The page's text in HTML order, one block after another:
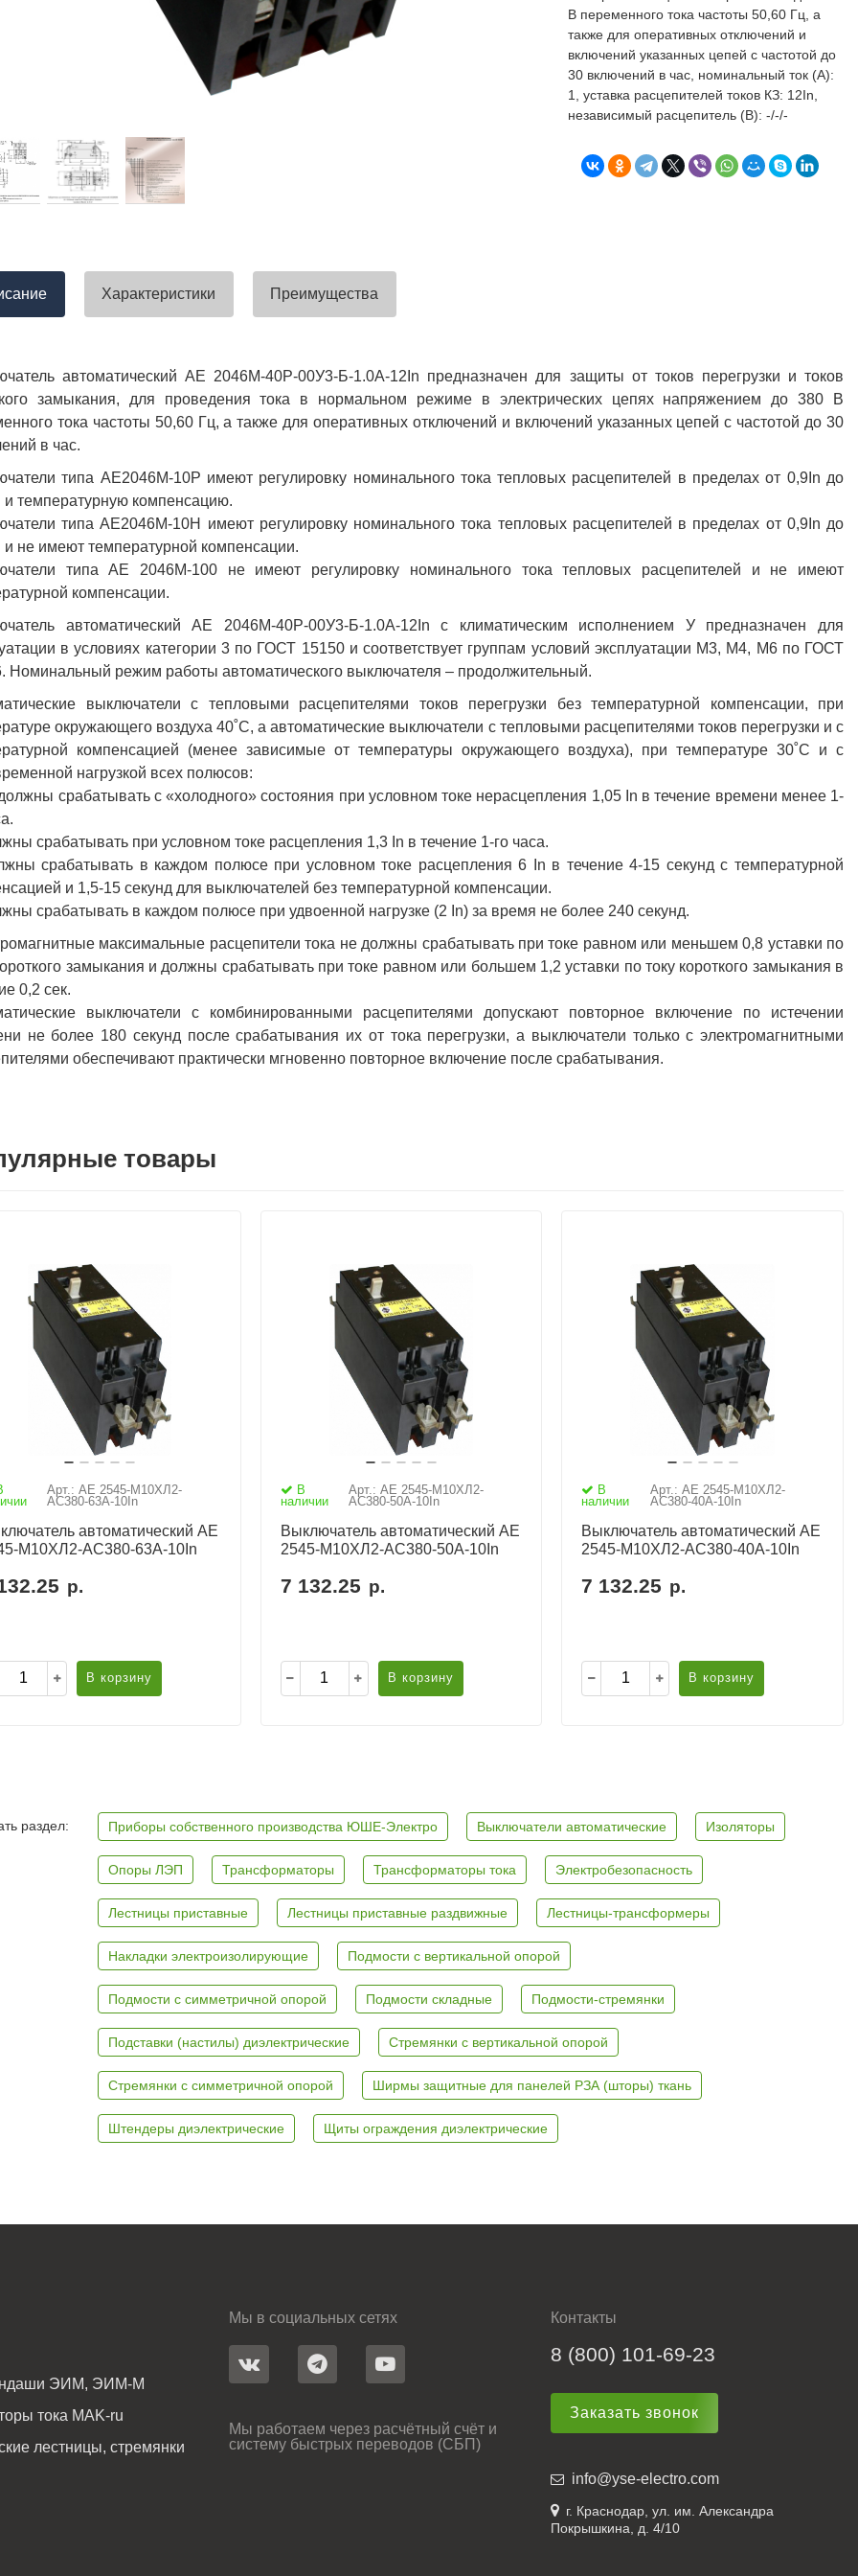
элементы опор высокого
заболонного слоя древесины
изделия (опоры ЛЭП),
моей памяти компания
и поставщик опор ЛЭП
ЛЭП такими документами.
с таким ответственным
успели закрыть смету большого объекта в срок. А
вы получили хороший заказ))
В переменного тока частоты 50,60 Гц, а
также для оперативных отключений и
включений указанных цепей с частотой до
30 включений в час, номинальный ток (А):
1, уставка расцепителей токов КЗ: 12In,
независимый расцепитель (В): -/-/-
Характеристики Преимущества
автоматический АЕ 2046М-40Р-00У3-Б-1.0А-12In предназначен для защиты от токов перегрузки и токов
замыкания, для проведения тока в нормальном режиме в электрических цепях напряжением до 380 В
тока частоты 50,60 Гц, а также для оперативных отключений и включений указанных цепей с частотой до 30
в час.
типа АЕ2046М-10Р имеют регулировку номинального тока тепловых расцепителей в пределах от 0,9In до
и температурную компенсацию.
типа АЕ2046М-10Н имеют регулировку номинального тока тепловых расцепителей в пределах от 0,9In до
и не имеют температурной компенсации.
типа АЕ 2046М-100 не имеют регулировку номинального тока тепловых расцепителей и не имеют
компенсации.
автоматический АЕ 2046М-40Р-00У3-Б-1.0А-12In с климатическим исполнением У предназначен для
в условиях категории 3 по ГОСТ 15150 и соответствует группам условий эксплуатации М3, М4, М6 по ГОСТ
Номинальный режим работы автоматического выключателя – продолжительный.
выключатели с тепловыми расцепителями токов перегрузки без температурной компенсации, при
окружающего воздуха 40˚С, а автоматические выключатели с тепловыми расцепителями токов перегрузки и с
компенсацией (менее зависимые от температуры окружающего воздуха), при температуре 30˚С и с
нагрузкой всех полюсов:
срабатывать с «холодного» состояния при условном токе нерасцепления 1,05 In в течение времени менее 1-
срабатывать при условном токе расцепления 1,3 In в течение 1-го часа.
срабатывать в каждом полюсе при условном токе расцепления 6 In в течение 4-15 секунд с температурной
и 1,5-15 секунд для выключателей без температурной компенсации.
срабатывать в каждом полюсе при удвоенной нагрузке (2 In) за время не более 240 секунд.
максимальные расцепители тока не должны срабатывать при токе равном или меньшем 0,8 уставки по
замыкания и должны срабатывать при токе равном или большем 1,2 уставки по току короткого замыкания в
0,2 сек.
выключатели с комбинированными расцепителями допускают повторное включение по истечении
не более 180 секунд после срабатывания их от тока перегрузки, а выключатели только с электромагнитными
обеспечивают практически мгновенно повторное включение после срабатывания.
товары
Арт.: АЕ 2545-М10ХЛ2-
AC380-63А-10In
автоматический АЕ
М10ХЛ2-AC380-63А-10In
р.
В корзину
В
наличии
Арт.: АЕ 2545-М10ХЛ2-
AC380-50А-10In
Выключатель автоматический АЕ
2545-М10ХЛ2-AC380-50А-10In
7 132.25 р.
В корзину
В
наличии
Арт.: АЕ 2545-М10ХЛ2-
AC380-40А-10In
Выключатель автоматический АЕ
2545-М10ХЛ2-AC380-40А-10In
7 132.25 р.
В корзину
раздел: Приборы собственного производства ЮШЕ-Электро Выключатели автоматические Изоляторы
Опоры ЛЭП Трансформаторы Трансформаторы тока Электробезопасность
Лестницы приставные Лестницы приставные раздвижные Лестницы-трансформеры
Накладки электроизолирующие Подмости с вертикальной опорой
Подмости с симметричной опорой Подмости складные Подмости-стремянки
Подставки (настилы) диэлектрические Стремянки с вертикальной опорой
Стремянки с симметричной опорой Ширмы защитные для панелей РЗА (шторы) ткань
Штендеры диэлектрические Щиты ограждения диэлектрические
ЭИМ, ЭИМ-М
тока MAK-ru
лестницы, стремянки
Мы в социальных сетях
Мы работаем через расчётный счёт и
систему быстрых переводов (СБП)
Контакты
8 (800) 101-69-23
Заказать звонок
info@yse-electro.com
г. Краснодар, ул. им. Александра
Покрышкина, д. 4/10